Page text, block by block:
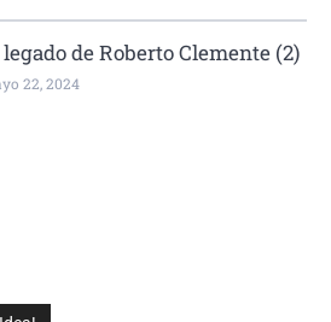
de Roberto Clemente (2)
22, 2024